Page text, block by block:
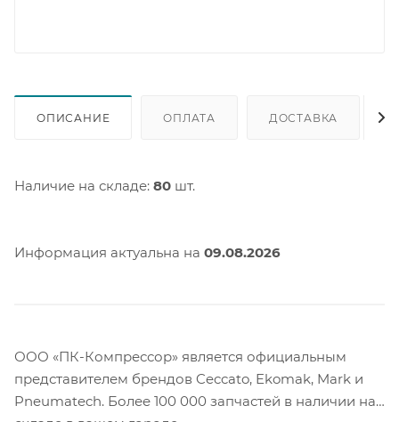
ОПИСАНИЕ ОПЛАТА ДОСТАВКА
Наличие на складе: 80 шт.
Информация актуальна на 09.08.2026
ООО «ПК-Компрессор» является официальным
представителем брендов Ceccato, Ekomak, Mark и
Pneumatech. Более 100 000 запчастей в наличии на